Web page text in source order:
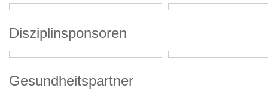
Disziplinsponsoren
Gesundheitspartner